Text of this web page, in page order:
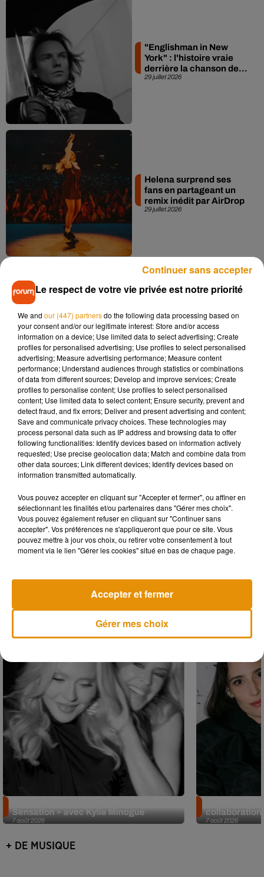
29 juillet 2026
"Englishman in New
York" : l'histoire vraie
derrière la chanson de...
29 juillet 2026
Helena surprend ses
fans en partageant un
remix inédit par AirDrop
29 juillet 2026
Mylène Farmer : la date
de sortie de son film
dévoilée
Le démarchage
téléphonique bientôt fini
!
Musique
7 août 2026
Sensation » avec Kylie Minogue
7 août 2026
collaboration
+ DE MUSIQUE
Le respect de votre vie privée est notre priorité
We and our (447) partnersdo the following data processing based on
your consent and/or our legitimate interest: Store and/or access
information on a device; Use limited data to select advertising; Create
profiles for personalised advertising; Use profiles to select personalised
advertising; Measure advertising performance; Measure content
performance; Understand audiences through statistics or combinations
of data from different sources; Develop and improve services; Create
profiles to personalise content; Use profiles to select personalised
content; Use limited data to select content; Ensure security, prevent and
detect fraud, and fix errors; Deliver and present advertising and content;
Save and communicate privacy choices. These technologies may
process personal data such as IP address and browsing data to offer
following functionalities: Identify devices based on information actively
requested; Use precise geolocation data; Match and combine data from
other data sources; Link different devices; Identify devices based on
information transmitted automatically.
Vous pouvez accepter en cliquant sur "Accepter et fermer", ou affiner en
sélectionnant les finalités et/ou partenaires dans "Gérer mes choix".
Vous pouvez également refuser en cliquant sur "Continuer sans
accepter". Vos préférences ne s'appliqueront que pour ce site. Vous
pouvez mettre à jour vos choix, ou retirer votre consentement à tout
moment via le lien "Gérer les cookies" situé en bas de chaque page.
Gérer mes choix
Accepter et fermer
Continuer sans accepter